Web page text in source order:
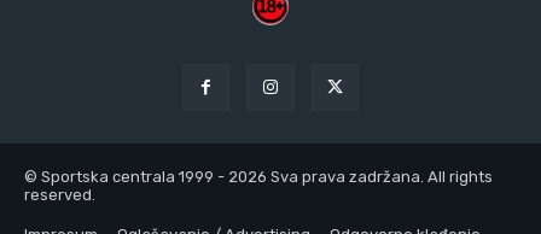
© Sportska centrala 1999 - 2026 Sva prava zadržana. All rights
reserved.